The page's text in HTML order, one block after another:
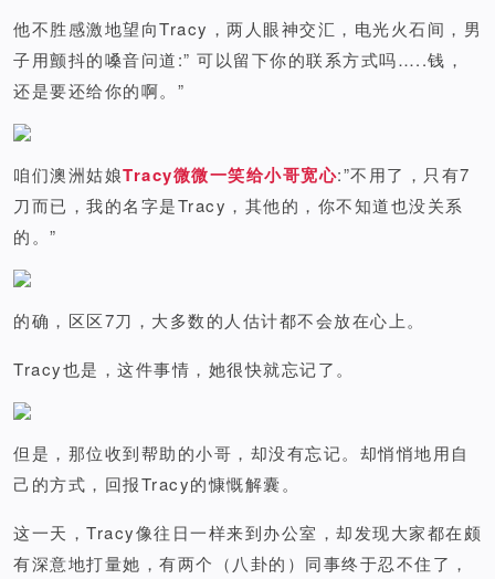
他不胜感激地望向Tracy，两人眼神交汇，电光火石间，男
子用颤抖的嗓音问道:” 可以留下你的联系方式吗…..钱，
还是要还给你的啊。”
咱们澳洲姑娘Tracy微微一笑给小哥宽心:”不用了，只有7
刀而已，我的名字是Tracy，其他的，你不知道也没关系
的。”
的确，区区7刀，大多数的人估计都不会放在心上。
Tracy也是，这件事情，她很快就忘记了。
但是，那位收到帮助的小哥，却没有忘记。却悄悄地用自
己的方式，回报Tracy的慷慨解囊。
这一天，Tracy像往日一样来到办公室，却发现大家都在颇
有深意地打量她，有两个（八卦的）同事终于忍不住了，